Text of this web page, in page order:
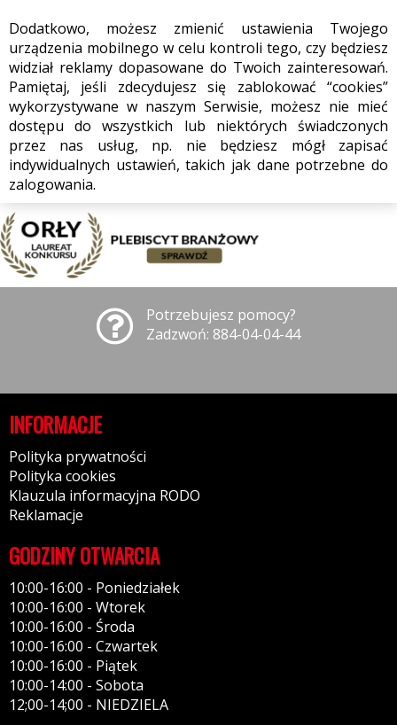
Dodatkowo, możesz zmienić ustawienia Twojego
urządzenia mobilnego w celu kontroli tego, czy będziesz
widział reklamy dopasowane do Twoich zainteresowań.
Pamiętaj, jeśli zdecydujesz się zablokować “cookies”
wykorzystywane w naszym Serwisie, możesz nie mieć
dostępu do wszystkich lub niektórych świadczonych
przez nas usług, np. nie będziesz mógł zapisać
indywidualnych ustawień, takich jak dane potrzebne do
zalogowania.
Potrzebujesz pomocy?
Zadzwoń: 884-04-04-44
INFORMACJE
Polityka prywatności
Polityka cookies
Klauzula informacyjna RODO
Reklamacje
GODZINY OTWARCIA
10:00-16:00 - Poniedziałek
10:00-16:00 - Wtorek
10:00-16:00 - Środa
10:00-16:00 - Czwartek
10:00-16:00 - Piątek
10:00-14:00 - Sobota
12;00-14;00 - NIEDZIELA